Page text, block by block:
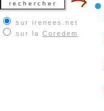
sur irenees.net
sur la Coredem